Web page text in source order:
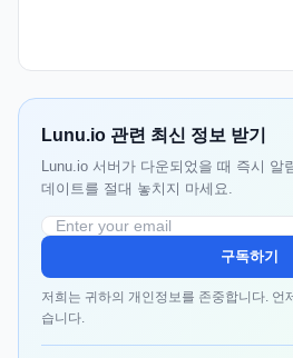
Lunu.io 관련 최신 정보 받기
Lunu.io 서버가 다운되었을 때 즉시 알
데이트를 절대 놓치지 마세요.
구독하기
저희는 귀하의 개인정보를 존중합니다. 언
습니다.